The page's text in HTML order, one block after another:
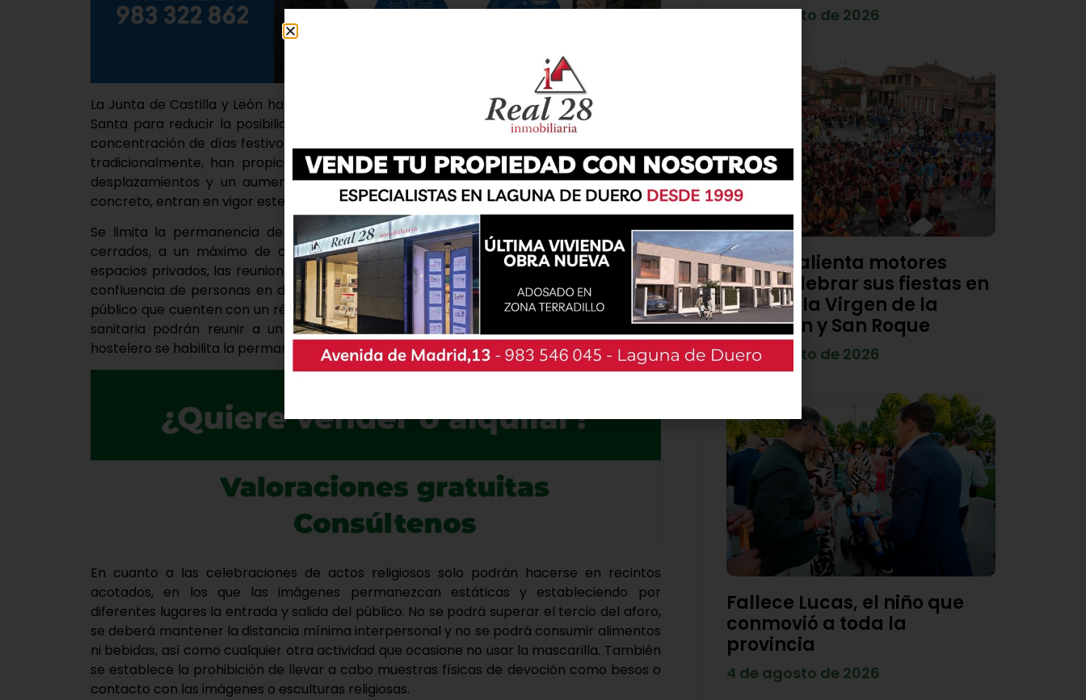
La Junta de Castilla y León ha aprobado nuevas medidas restrictivas de cara a Semana
Santa para reducir la posibilidad de contagios en los ámbitos sociales ante la próxima
concentración de días festivos, con vacaciones escolares, universitarias y laborales que,
tradicionalmente, han propiciado la movilidad ciudadana, con un altísimo número de
desplazamientos y un aumento de reuniones entre no convivientes. Las medidas, en
concreto, entran en vigor este viernes y se mantendrán hasta el próximo 9 de abril.
Se limita la permanencia de grupos en espacios públicos, ya sean estos abiertos o
cerrados, a un máximo de cuatro personas, salvo que se trate de convivientes; en
espacios privados, las reuniones se limitarán únicamente a convivientes. Sin embargo la
confluencia de personas en dependencias, instalaciones y establecimientos abiertos al
público que cuenten con un régimen preventivo y de control autorizado por la autoridad
sanitaria podrán reunir a un máximo de seis personas. Por ejemplo, en el ámbito
hostelero se habilita la permanencia de seis personas en las terrazas.
En cuanto a las celebraciones de actos religiosos solo podrán hacerse en recintos
acotados, en los que las imágenes permanezcan estáticas y estableciendo por
diferentes lugares la entrada y salida del público. No se podrá superar el tercio del aforo,
se deberá mantener la distancia mínima interpersonal y no se podrá consumir alimentos
ni bebidas, así como cualquier otra actividad que ocasione no usar la mascarilla. También
se establece la prohibición de llevar a cabo muestras físicas de devoción como besos o
contacto con las imágenes o esculturas religiosas.
4 de agosto de 2026
Viana calienta motores
para celebrar sus fiestas en
honor a la Virgen de la
Asunción y San Roque
4 de agosto de 2026
Fallece Lucas, el niño que
conmovió a toda la
provincia
4 de agosto de 2026